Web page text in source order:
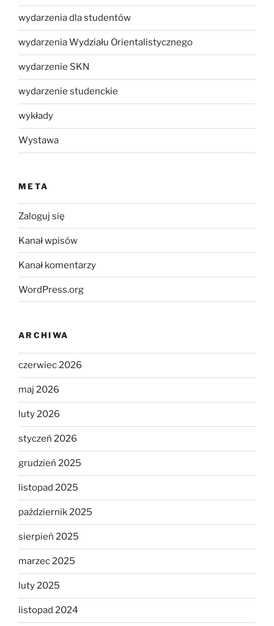
wydarzenia dla studentów
wydarzenia Wydziału Orientalistycznego
wydarzenie SKN
wydarzenie studenckie
wykłady
Wystawa
META
Zaloguj się
Kanał wpisów
Kanał komentarzy
WordPress.org
ARCHIWA
czerwiec 2026
maj 2026
luty 2026
styczeń 2026
grudzień 2025
listopad 2025
październik 2025
sierpień 2025
marzec 2025
luty 2025
listopad 2024